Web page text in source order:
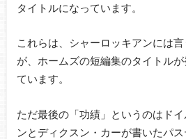
タイトルになっています。
これらは、シャーロッキアンには
が、ホームズの短編集のタイトル
ています。
ただ最後の「功績」というのはド
ンとディクスン・カーが書いたパ